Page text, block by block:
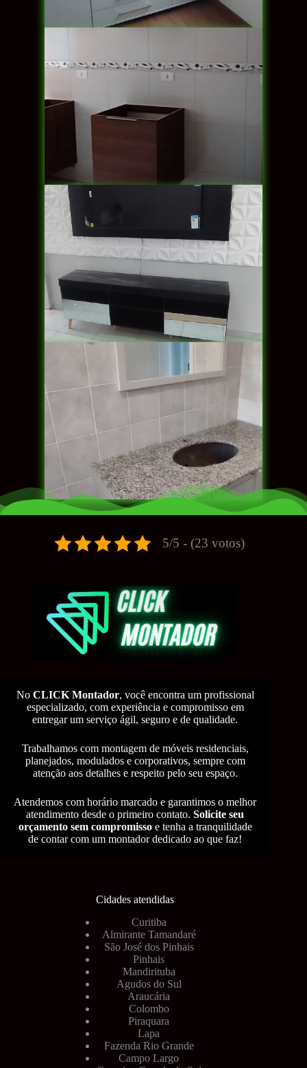
5/5 - (23 votos)
No CLICK Montador, você encontra um profissional
especializado, com experiência e compromisso em
entregar um serviço ágil, seguro e de qualidade.
Trabalhamos com montagem de móveis residenciais,
planejados, modulados e corporativos, sempre com
atenção aos detalhes e respeito pelo seu espaço.
Atendemos com horário marcado e garantimos o melhor
atendimento desde o primeiro contato.Solicite seu
orçamento sem compromissoe tenha a tranquilidade
de contar com um montador dedicado ao que faz!
Cidades atendidas
Curitiba
Almirante Tamandaré
São José dos Pinhais
Pinhais
Mandirituba
Agudos do Sul
Araucária
Colombo
Piraquara
Lapa
Fazenda Rio Grande
Campo Largo